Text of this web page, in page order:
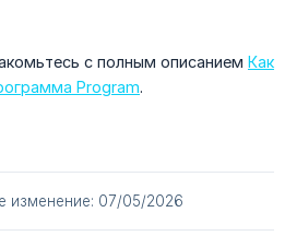
с полным описанием Как
Program.
изменение: 07/05/2026